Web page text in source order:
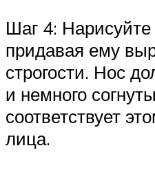
Шаг 4:
придавая ему
строгости. Нос
и немного
соответствует
лица.